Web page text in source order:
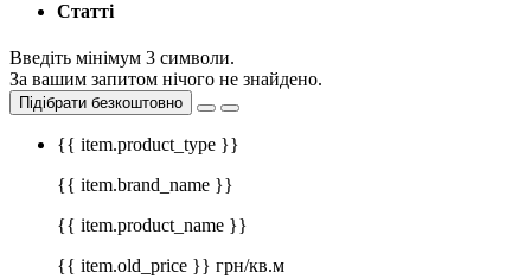
Статті
Введіть мінімум 3 символи.
За вашим запитом нічого не знайдено.
Підібрати безкоштовно
{{ item.product_type }}
{{ item.brand_name }}
{{ item.product_name }}
{{ item.old_price }} грн/кв.м